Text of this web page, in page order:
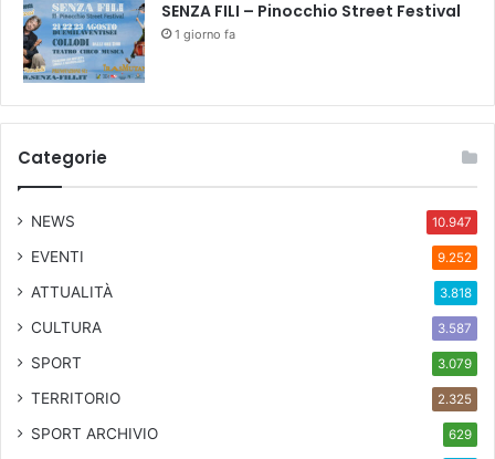
n
o
2
1
0
2
3
2
7
SENZA FILI – Pinocchio Street Festival
1 giorno fa
Categorie
NEWS 10.947
EVENTI 9.252
ATTUALITÀ 3.818
CULTURA 3.587
SPORT 3.079
TERRITORIO 2.325
SPORT ARCHIVIO 629